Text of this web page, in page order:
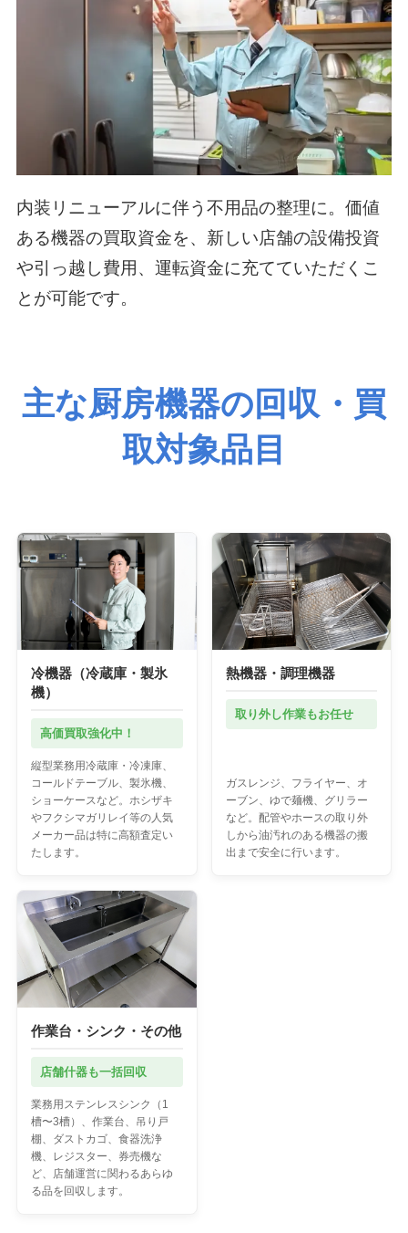
内装リニューアルに伴う不用品の整理に。価値
ある機器の買取資金を、新しい店舗の設備投資
や引っ越し費用、運転資金に充てていただくこ
とが可能です。
主な厨房機器の回収・買
取対象品目
冷機器（冷蔵庫・製氷
機）
高価買取強化中！
縦型業務用冷蔵庫・冷凍庫、
コールドテーブル、製氷機、
ショーケースなど。ホシザキ
やフクシマガリレイ等の人気
メーカー品は特に高額査定い
たします。
熱機器・調理機器
取り外し作業もお任せ
ガスレンジ、フライヤー、オ
ーブン、ゆで麺機、グリラー
など。配管やホースの取り外
しから油汚れのある機器の搬
出まで安全に行います。
作業台・シンク・その他
店舗什器も一括回収
業務用ステンレスシンク（1
槽〜3槽）、作業台、吊り戸
棚、ダストカゴ、食器洗浄
機、レジスター、券売機な
ど、店舗運営に関わるあらゆ
る品を回収します。